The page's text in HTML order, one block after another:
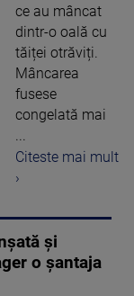
ce au mâncat
dintr-o oală cu
tăiței otrăviți.
Mâncarea
fusese
congelată mai
Citeste mai mult
›
și
o șantaja